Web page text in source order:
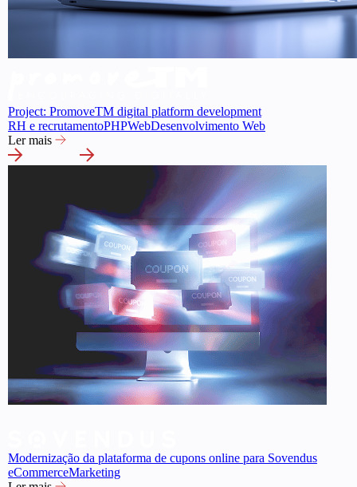
Project: PromoveTM digital platform development
RH e recrutamentoPHPWebDesenvolvimento Web
Ler mais
Modernização da plataforma de cupons online para Sovendus
eCommerceMarketing